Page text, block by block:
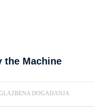
the Machine
DOGAĐANJA